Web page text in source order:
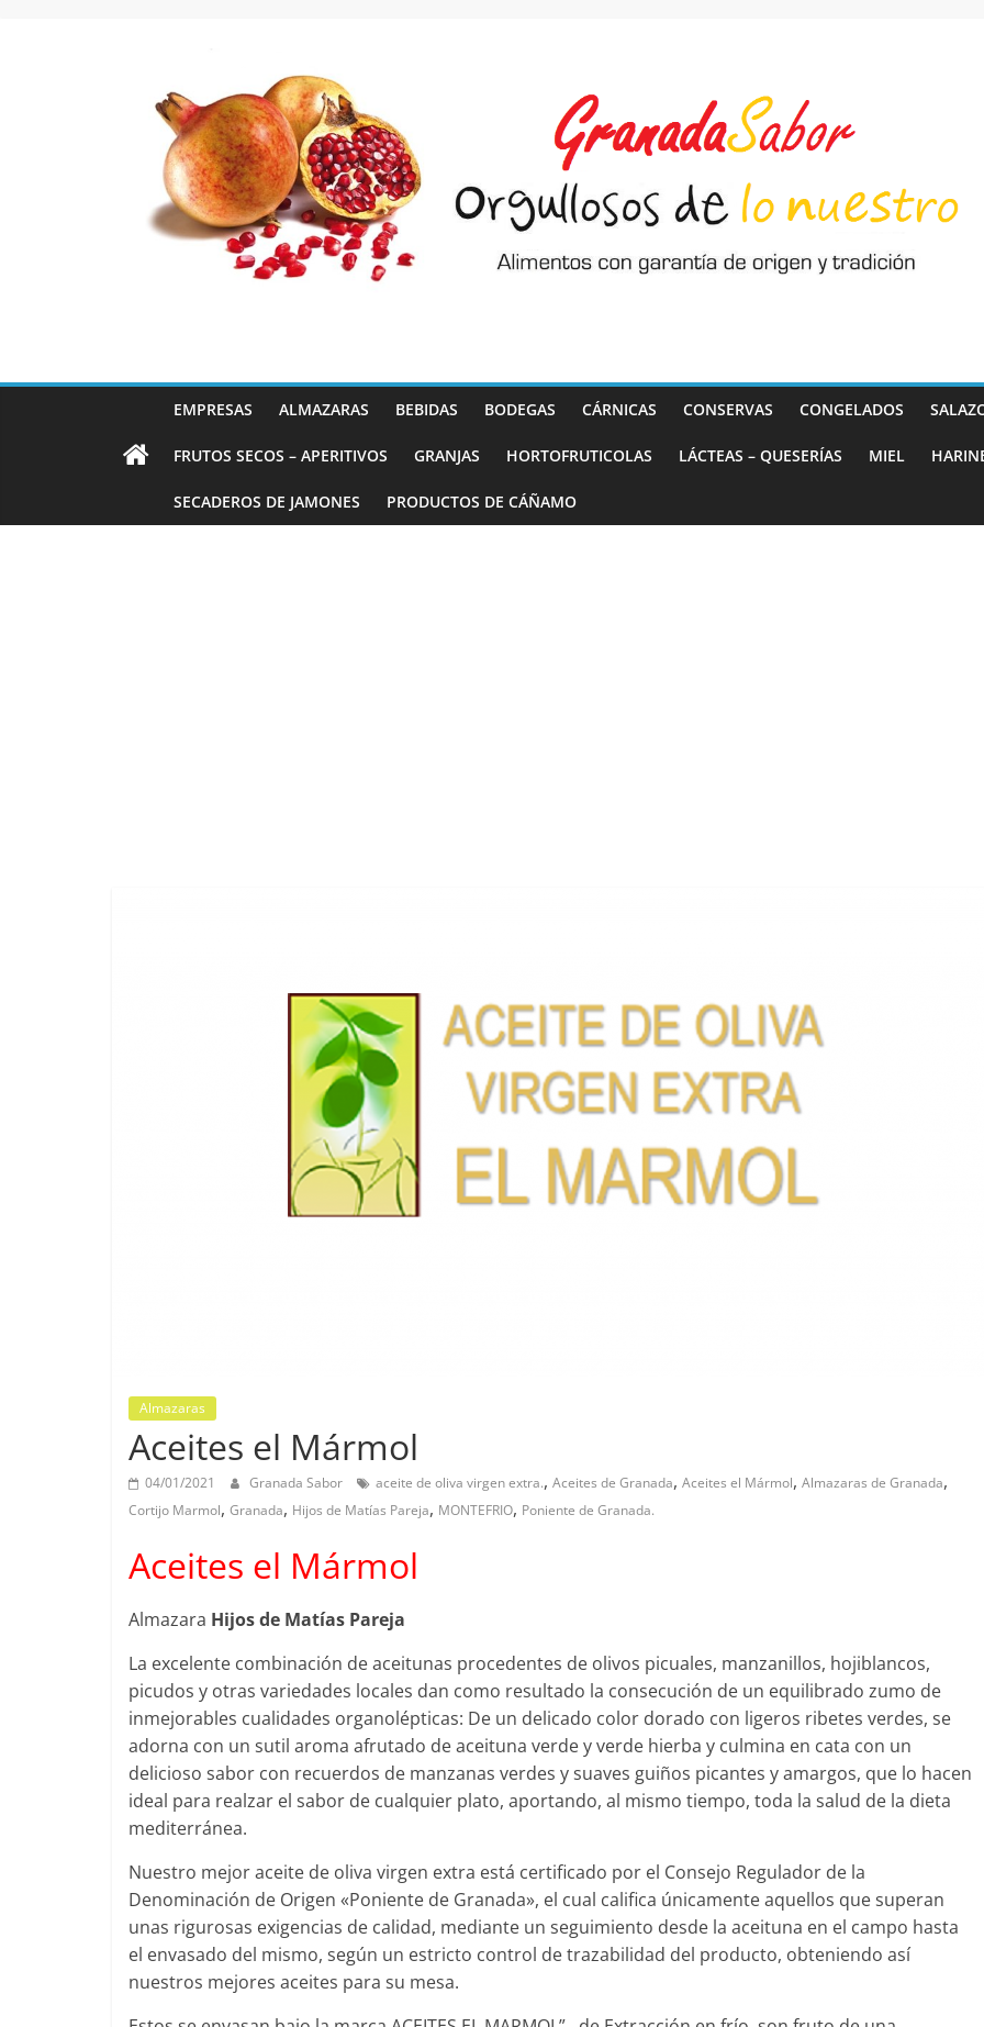
EMPRESAS ALMAZARAS BEBIDAS BODEGAS CÁRNICAS CONSERVAS CONGELADOS
FRUTOS SECOS – APERITIVOS GRANJAS HORTOFRUTICOLAS LÁCTEAS – QUESERÍAS MIEL
SECADEROS DE JAMONES PRODUCTOS DE CÁÑAMO
Almazaras
Aceites el Mármol
04/01/2021 Granada Sabor aceite de oliva virgen extra., Aceites de Granada, Aceites el Mármol, Almazaras de Granada,
Cortijo Marmol, Granada, Hijos de Matías Pareja, MONTEFRIO, Poniente de Granada.
Aceites el Mármol
Almazara Hijos de Matías Pareja
La excelente combinación de aceitunas procedentes de olivos picuales, manzanillos, hojiblancos,
picudos y otras variedades locales dan como resultado la consecución de un equilibrado zumo de
inmejorables cualidades organolépticas: De un delicado color dorado con ligeros ribetes verdes, se
adorna con un sutil aroma afrutado de aceituna verde y verde hierba y culmina en cata con un
delicioso sabor con recuerdos de manzanas verdes y suaves guiños picantes y amargos, que lo hacen
ideal para realzar el sabor de cualquier plato, aportando, al mismo tiempo, toda la salud de la dieta
mediterránea.
Nuestro mejor aceite de oliva virgen extra está certificado por el Consejo Regulador de la
Denominación de Origen «Poniente de Granada», el cual califica únicamente aquellos que superan
unas rigurosas exigencias de calidad, mediante un seguimiento desde la aceituna en el campo hasta
el envasado del mismo, según un estricto control de trazabilidad del producto, obteniendo así
nuestros mejores aceites para su mesa.
Panadería Artesana Diego
Fernández e hijos
03/02/2023 Granada Sabor
Conde de Benalúa
15/02/2023